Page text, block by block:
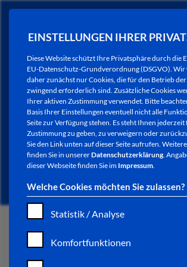
EINSTELLUNGEN IHRER
Diese Website schützt Ihre Privatsphäre durch die
EU-Datenschutz-Grundverordnung (DSGVO). Wir
daher zunächst nur Cookies, die für den Betrieb
zwingend erforderlich sind. Zusätzliche Cookies
Ihrer aktiven Zustimmung verwendet. Bitte
Basis Ihrer Einstellungen eventuell nicht alle
Seite zur Verfügung stehen. Es steht Ihnen
Zustimmung zu geben, zu verweigern oder
Sie den Link unten auf dieser Seite aufrufen.
finden Sie in unsererDatenschutzerklärung.
dieser Webseite finden Sie im Impressum.
Welche Cookies möchten Sie zulassen?
Statistik / Analyse
Komfortfunktionen
NEWSLETTER / CITY
START